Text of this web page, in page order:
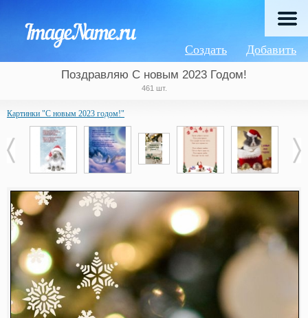
Добавить
Создать
Поздравляю С новым 2023 Годом!
461 шт.
Картинки "С новым 2023 годом!"